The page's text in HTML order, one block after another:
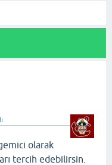
olarak
tercih edebilirsin.